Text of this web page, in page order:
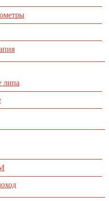
липа